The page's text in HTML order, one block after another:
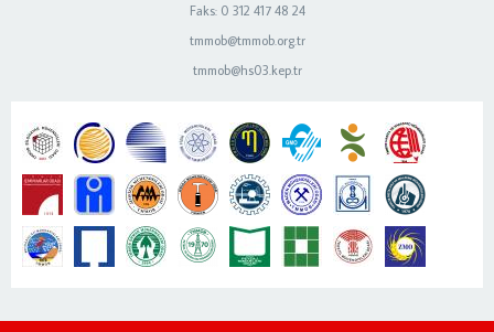
Faks: 0 312 417 48 24
tmmob@tmmob.org.tr
tmmob@hs03.kep.tr